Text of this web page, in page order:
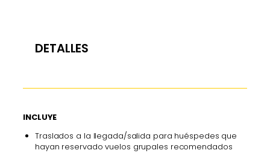
DETALLES
INCLUYE
Traslados a la llegada/salida para huéspedes que
hayan reservado vuelos grupales recomendados